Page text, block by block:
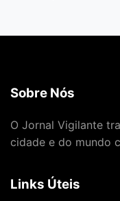
Sobre Nós
O Jornal Vigilante
cidade e do mundo
Links Úteis